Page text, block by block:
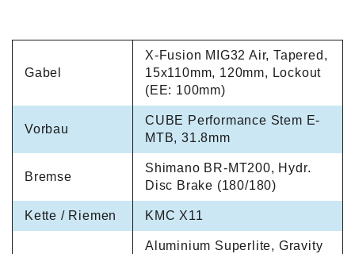
Gabel
X-Fusion MIG32 Air, Tapered,
15x110mm, 120mm, Lockout
(EE: 100mm)
Vorbau
CUBE Performance Stem E-
MTB, 31.8mm
Bremse
Shimano BR-MT200, Hydr.
Disc Brake (180/180)
Kette / Riemen KMC X11
Aluminium Superlite, Gravity